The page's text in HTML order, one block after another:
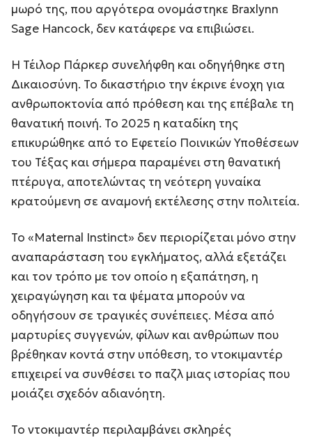
μωρό της, που αργότερα ονομάστηκε Braxlynn
Sage Hancock, δεν κατάφερε να επιβιώσει.
Η Τέιλορ Πάρκερ συνελήφθη και οδηγήθηκε στη
Δικαιοσύνη. Το δικαστήριο την έκρινε ένοχη για
ανθρωποκτονία από πρόθεση και της επέβαλε τη
θανατική ποινή. Το 2025 η καταδίκη της
επικυρώθηκε από το Εφετείο Ποινικών Υποθέσεων
του Τέξας και σήμερα παραμένει στη θανατική
πτέρυγα, αποτελώντας τη νεότερη γυναίκα
κρατούμενη σε αναμονή εκτέλεσης στην πολιτεία.
Το «Maternal Instinct» δεν περιορίζεται μόνο στην
αναπαράσταση του εγκλήματος, αλλά εξετάζει
και τον τρόπο με τον οποίο η εξαπάτηση, η
χειραγώγηση και τα ψέματα μπορούν να
οδηγήσουν σε τραγικές συνέπειες. Μέσα από
μαρτυρίες συγγενών, φίλων και ανθρώπων που
βρέθηκαν κοντά στην υπόθεση, το ντοκιμαντέρ
επιχειρεί να συνθέσει το παζλ μιας ιστορίας που
μοιάζει σχεδόν αδιανόητη.
Το ντοκιμαντέρ περιλαμβάνει σκληρές